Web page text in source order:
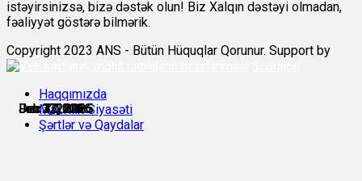
Dec 30, 2025
Jan 3, 2026
Jan 12, 2026
Jan 27, 2026
Feb 7, 2026
Feb 17, 2026
istəyirsinizsə, bizə dəstək olun! Biz Xalqın dəstəyi olmadan,
fəaliyyət göstərə bilmərik.
Copyright 2023 ANS - Bütün Hüquqlar Qorunur. Support by
Haqqımızda
Məxfilik Siyasəti
Şərtlər və Qaydalar